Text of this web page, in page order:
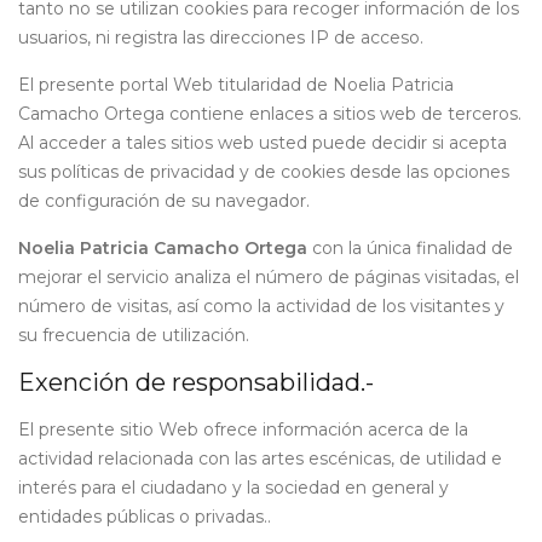
tanto no se utilizan cookies para recoger información de los
usuarios, ni registra las direcciones IP de acceso.
El presente portal Web titularidad de Noelia Patricia
Camacho Ortega contiene enlaces a sitios web de terceros.
Al acceder a tales sitios web usted puede decidir si acepta
sus políticas de privacidad y de cookies desde las opciones
de configuración de su navegador.
Noelia Patricia Camacho Ortega con la única finalidad de
mejorar el servicio analiza el número de páginas visitadas, el
número de visitas, así como la actividad de los visitantes y
su frecuencia de utilización.
Exención de responsabilidad.-
El presente sitio Web ofrece información acerca de la
actividad relacionada con las artes escénicas, de utilidad e
interés para el ciudadano y la sociedad en general y
entidades públicas o privadas..